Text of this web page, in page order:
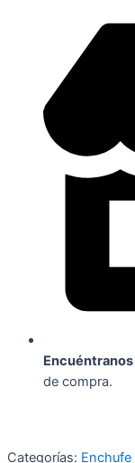
Encuéntranos
de compra.
Categorías: Enchufe